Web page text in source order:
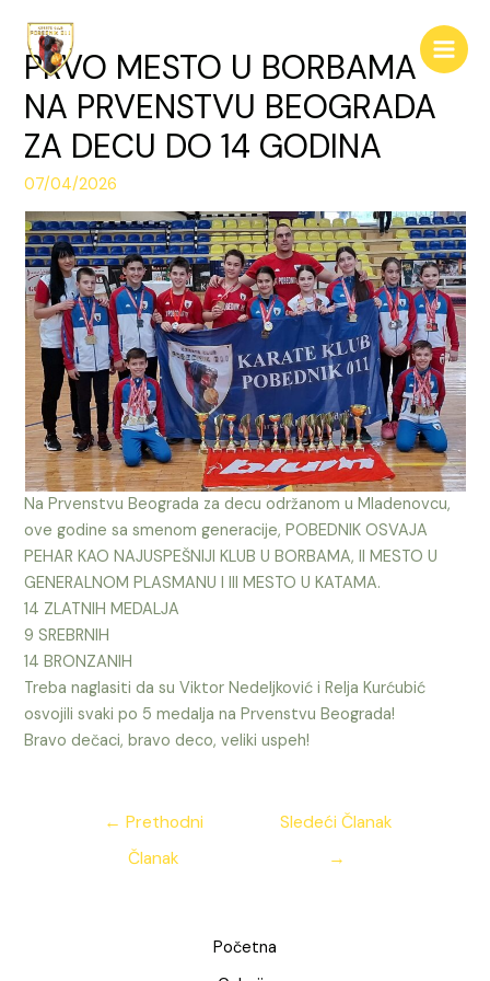
sadržaj
Main
PRVO MESTO U BORBAMA
NA PRVENSTVU BEOGRADA
ZA DECU DO 14 GODINA
07/04/2026
Na Prvenstvu Beograda za decu održanom u Mladenovcu,
ove godine sa smenom generacije, POBEDNIK OSVAJA
PEHAR KAO NAJUSPEŠNIJI KLUB U BORBAMA, II MESTO U
GENERALNOM PLASMANU I III MESTO U KATAMA.
14 ZLATNIH MEDALJA
9 SREBRNIH
14 BRONZANIH
Treba naglasiti da su Viktor Nedeljković i Relja Kurćubić
osvojili svaki po 5 medalja na Prvenstvu Beograda!
Bravo dečaci, bravo deco, veliki uspeh!
← Prethodni
Članak
Sledeći Članak
→
Početna